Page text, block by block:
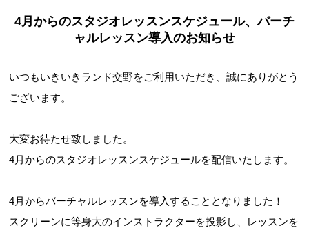
お問合せフォーム
交野市施設予約システム
4月からのスタジオレッスンスケジュール、バーチ
ャルレッスン導入のお知らせ
いつもいきいきランド交野をご利用いただき、誠にありがとう
ございます。
大変お待たせ致しました。
4月からのスタジオレッスンスケジュールを配信いたします。
4月からバーチャルレッスンを導入することとなりました！
スクリーンに等身大のインストラクターを投影し、レッスンを